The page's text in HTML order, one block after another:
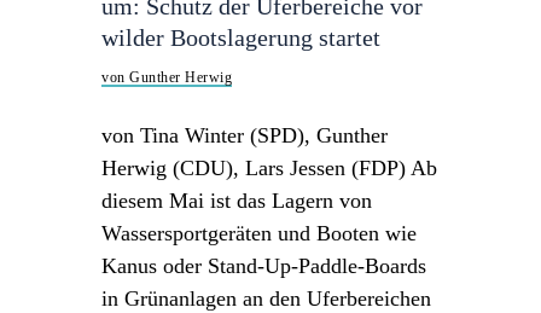
PRESSE
um: Schutz der Uferbereiche vor
wilder Bootslagerung startet
von Gunther Herwig
von Tina Winter (SPD), Gunther
Herwig (CDU), Lars Jessen (FDP) Ab
diesem Mai ist das Lagern von
Wassersportgeräten und Booten wie
Kanus oder Stand-Up-Paddle-Boards
in Grünanlagen an den Uferbereichen